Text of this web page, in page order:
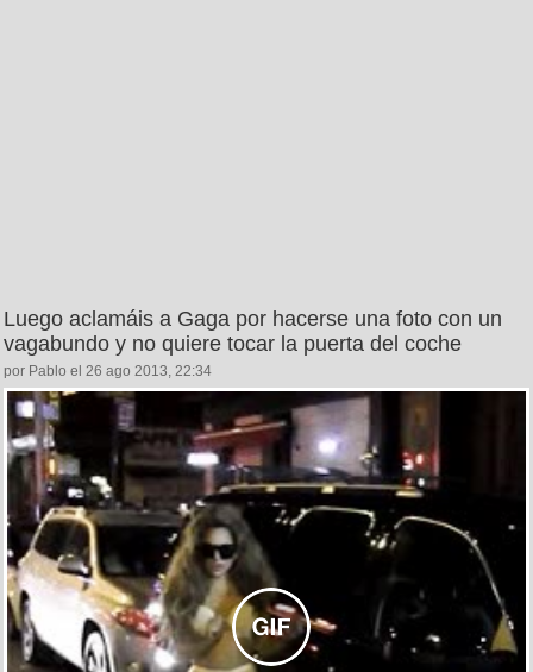
Luego aclamáis a Gaga por hacerse una foto con un
vagabundo y no quiere tocar la puerta del coche
por Pablo el 26 ago 2013, 22:34